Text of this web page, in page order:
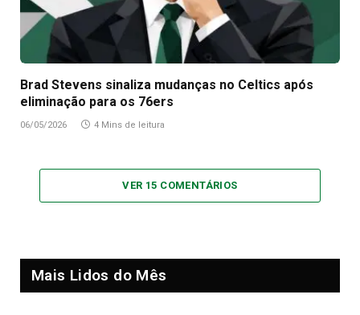
Brad Stevens sinaliza mudanças no Celtics após
eliminação para os 76ers
06/05/2026 4 Mins de leitura
VER 15 COMENTÁRIOS
Mais Lidos do Mês